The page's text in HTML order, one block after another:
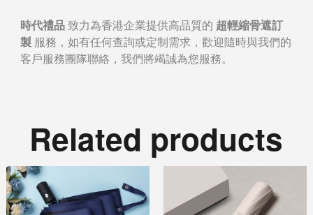
時代禮品致力為香港企業提供高品質的 超輕縮骨遮訂
製服務，如有任何查詢或定制需求，歡迎隨時與我們的
客戶服務團隊聯絡，我們將竭誠為您服務。
Related products